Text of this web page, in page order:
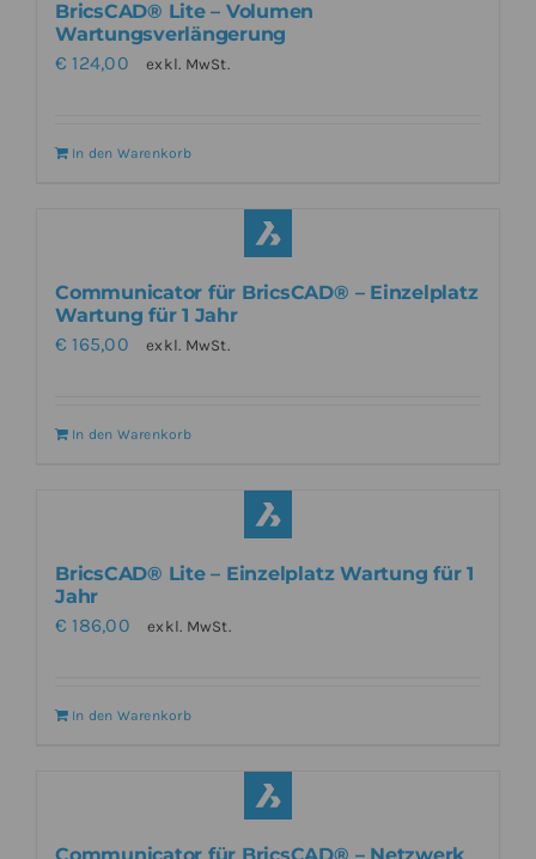
BricsCAD® Lite – Volumen
Wartungsverlängerung
€ 124,00 exkl. MwSt.
In den Warenkorb
Communicator für BricsCAD® – Einzelplatz
Wartung für 1 Jahr
€ 165,00 exkl. MwSt.
In den Warenkorb
BricsCAD® Lite – Einzelplatz Wartung für 1
Jahr
€ 186,00 exkl. MwSt.
In den Warenkorb